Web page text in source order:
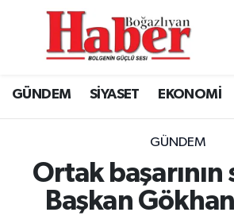
GÜNDEM SİYASET EKONOMİ
GÜNDEM
Ortak başarının
Başkan
GÜNDEM
SİYASET
EĞİTİM
GÜNDEM
EKONOMİ
EĞİTİM
Boğazlıyan Hava Durumu
Boğazlıyan Trafik Yoğunluk
TFF 3.Lig 3.Grup Puan
Tüm Manşetler